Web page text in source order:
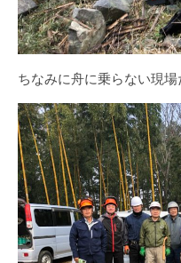
ちなみに舟に乗らない現場